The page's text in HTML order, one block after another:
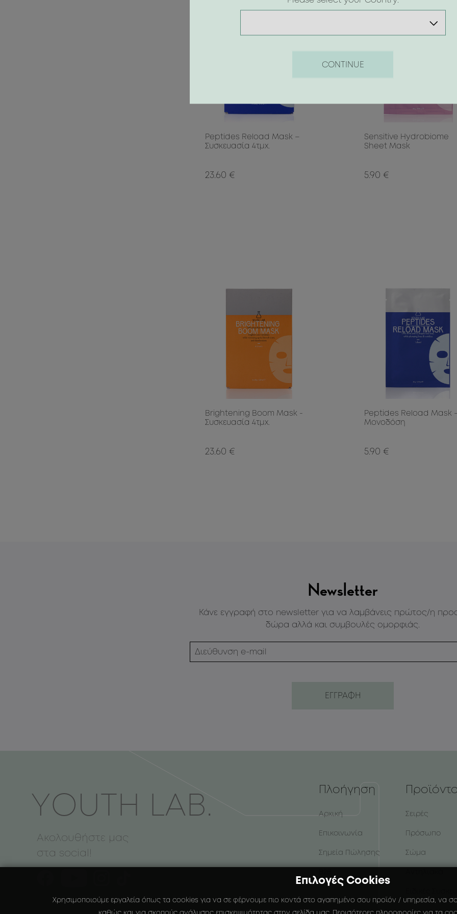
Peptides Reload Mask –
Συσκευασία 4τμχ.
23.60 €
Sensitive Hydrobiome
Sheet Mask
5.90 €
Brightening Boom Mask -
Συσκευασία 4τμχ.
23.60 €
Peptides Reload Mask
Μονοδόση
5.90 €
CONTINUE
Newsletter
Κάνε εγγραφή στο newsletter για να λαμβάνεις πρώτος/η
δώρα αλλά και συμβουλές ομορφιάς.
ΥOUTH LAB.
Ακολουθήστε μας
στα social!
Πλοήγηση
Αρχική
Επικοινωνία
Σημεία Πώλησης
Σειρές
Πρόσωπο
Σώμα
Επιλογές Cookies
Χρησιμοποιούμε εργαλεία όπως τα cookies για να σε φέρνουμε πιο κοντά στο αγαπημένο σου προϊόν / υπηρεσία, να